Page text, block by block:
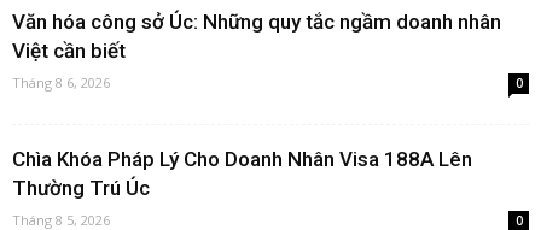
Văn hóa công sở Úc: Những quy tắc ngầm doanh nhân
Việt cần biết
Tháng 8 6, 2026 0
Chìa Khóa Pháp Lý Cho Doanh Nhân Visa 188A Lên
Thường Trú Úc
Tháng 8 5, 2026 0